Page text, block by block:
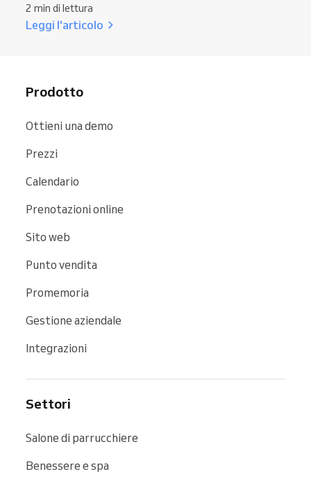
2 min di lettura
Leggi l'articolo
Prodotto
Ottieni una demo
Prezzi
Calendario
Prenotazioni online
Sito web
Punto vendita
Promemoria
Gestione aziendale
Integrazioni
Settori
Salone di parrucchiere
Benessere e spa